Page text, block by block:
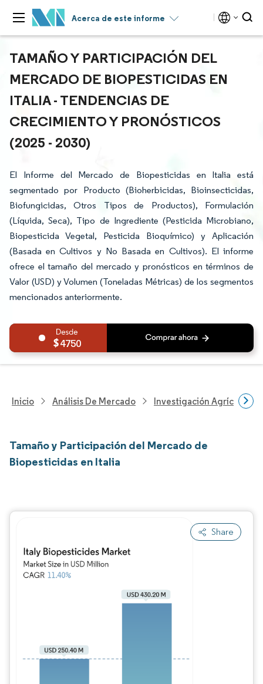
Acerca de este informe
TAMAÑO Y PARTICIPACIÓN DEL
MERCADO DE BIOPESTICIDAS EN
ITALIA - TENDENCIAS DE
CRECIMIENTO Y PRONÓSTICOS
(2025 - 2030)
El Informe del Mercado de Biopesticidas en Italia está
segmentado por Producto (Bioherbicidas, Bioinsecticidas,
Biofungicidas, Otros Tipos de Productos), Formulación
(Líquida, Seca), Tipo de Ingrediente (Pesticida Microbiano,
Biopesticida Vegetal, Pesticida Bioquímico) y Aplicación
(Basada en Cultivos y No Basada en Cultivos). El informe
ofrece el tamaño del mercado y pronósticos en términos de
Valor (USD) y Volumen (Toneladas Métricas) de los segmentos
mencionados anteriormente.
4750
Inicio Análisis De Mercado Investigación Agrícola
Tamaño y Participación del Mercado de
Biopesticidas en Italia
Share